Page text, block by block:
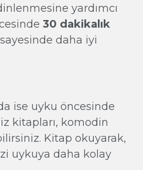
yardımcı
30 dakikalık
sayesinde daha iyi
ise uyku öncesinde
kitapları, komodin
Kitap okuyarak,
uykuya daha kolay